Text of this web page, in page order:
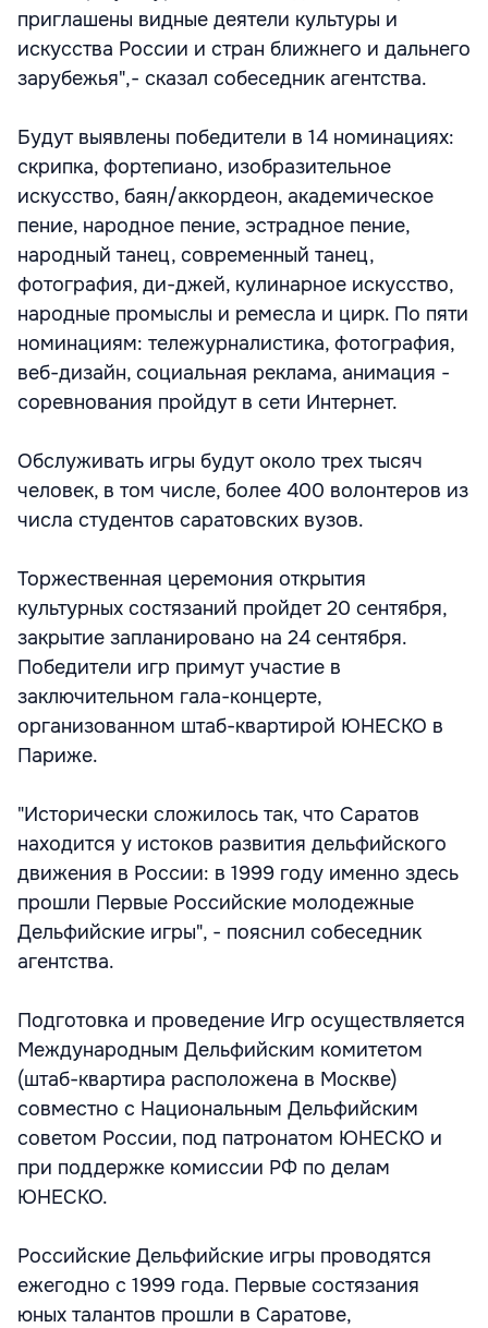
приглашены видные деятели культуры и
искусства России и стран ближнего и дальнего
зарубежья",- сказал собеседник агентства.
Будут выявлены победители в 14 номинациях:
скрипка, фортепиано, изобразительное
искусство, баян/аккордеон, академическое
пение, народное пение, эстрадное пение,
народный танец, современный танец,
фотография, ди-джей, кулинарное искусство,
народные промыслы и ремесла и цирк. По пяти
номинациям: тележурналистика, фотография,
веб-дизайн, социальная реклама, анимация -
соревнования пройдут в сети Интернет.
Обслуживать игры будут около трех тысяч
человек, в том числе, более 400 волонтеров из
числа студентов саратовских вузов.
Торжественная церемония открытия
культурных состязаний пройдет 20 сентября,
закрытие запланировано на 24 сентября.
Победители игр примут участие в
заключительном гала-концерте,
организованном штаб-квартирой ЮНЕСКО в
Париже.
"Исторически сложилось так, что Саратов
находится у истоков развития дельфийского
движения в России: в 1999 году именно здесь
прошли Первые Российские молодежные
Дельфийские игры", - пояснил собеседник
агентства.
Подготовка и проведение Игр осуществляется
Международным Дельфийским комитетом
(штаб-квартира расположена в Москве)
совместно с Национальным Дельфийским
советом России, под патронатом ЮНЕСКО и
при поддержке комиссии РФ по делам
ЮНЕСКО.
Российские Дельфийские игры проводятся
ежегодно с 1999 года. Первые состязания
юных талантов прошли в Саратове,